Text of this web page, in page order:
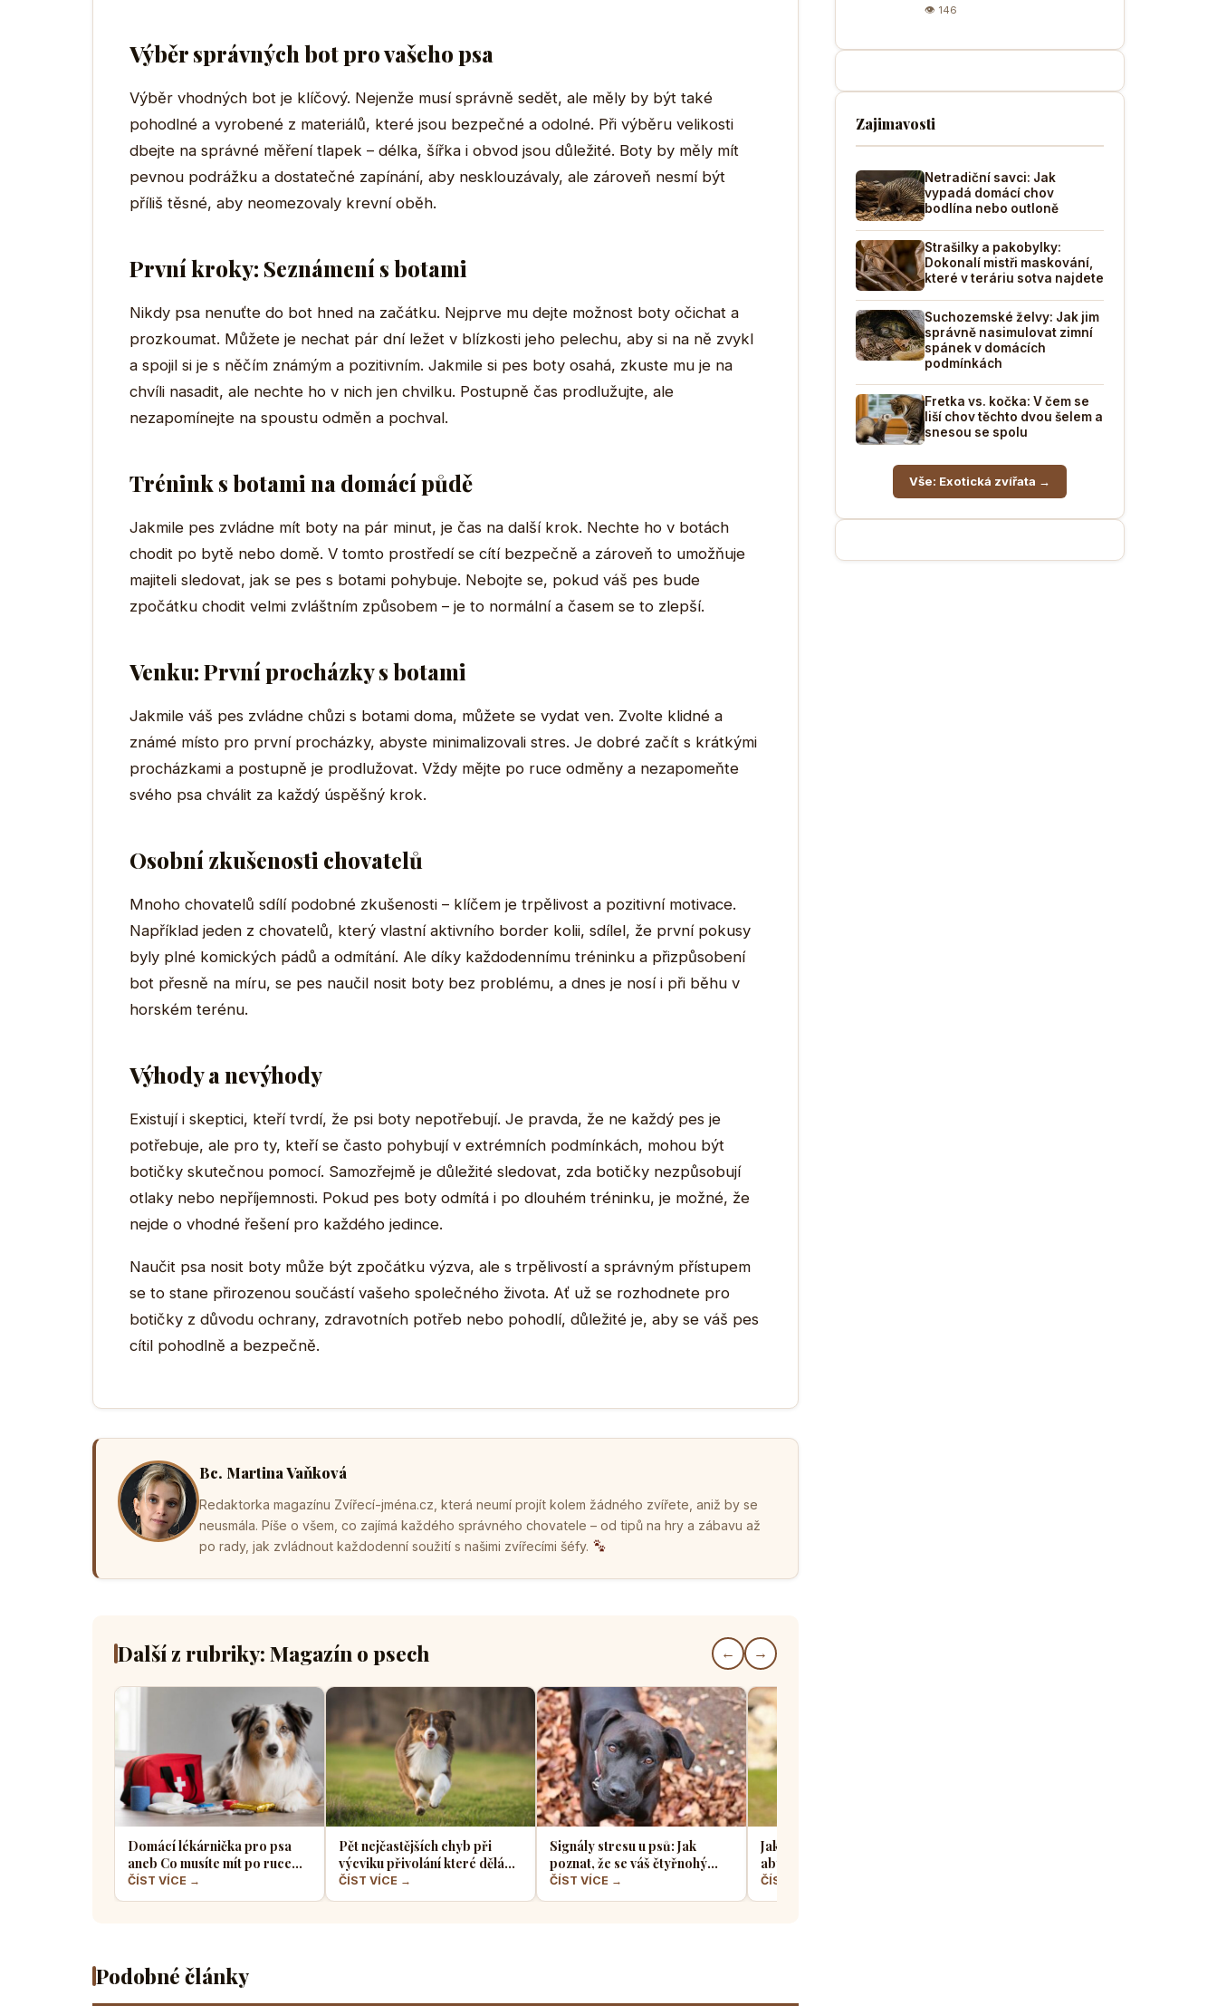
Výběr správných bot pro vašeho psa
Výběr vhodných bot je klíčový. Nejenže musí správně sedět, ale měly by být také
pohodlné a vyrobené z materiálů, které jsou bezpečné a odolné. Při výběru velikosti
dbejte na správné měření tlapek – délka, šířka i obvod jsou důležité. Boty by měly mít
pevnou podrážku a dostatečné zapínání, aby nesklouzávaly, ale zároveň nesmí být
příliš těsné, aby neomezovaly krevní oběh.
První kroky: Seznámení s botami
Nikdy psa nenuťte do bot hned na začátku. Nejprve mu dejte možnost boty očichat a
prozkoumat. Můžete je nechat pár dní ležet v blízkosti jeho pelechu, aby si na ně zvykl
a spojil si je s něčím známým a pozitivním. Jakmile si pes boty osahá, zkuste mu je na
chvíli nasadit, ale nechte ho v nich jen chvilku. Postupně čas prodlužujte, ale
nezapomínejte na spoustu odměn a pochval.
Trénink s botami na domácí půdě
Jakmile pes zvládne mít boty na pár minut, je čas na další krok. Nechte ho v botách
chodit po bytě nebo domě. V tomto prostředí se cítí bezpečně a zároveň to umožňuje
majiteli sledovat, jak se pes s botami pohybuje. Nebojte se, pokud váš pes bude
zpočátku chodit velmi zvláštním způsobem – je to normální a časem se to zlepší.
Venku: První procházky s botami
Jakmile váš pes zvládne chůzi s botami doma, můžete se vydat ven. Zvolte klidné a
známé místo pro první procházky, abyste minimalizovali stres. Je dobré začít s krátkými
procházkami a postupně je prodlužovat. Vždy mějte po ruce odměny a nezapomeňte
svého psa chválit za každý úspěšný krok.
Osobní zkušenosti chovatelů
Mnoho chovatelů sdílí podobné zkušenosti – klíčem je trpělivost a pozitivní motivace.
Například jeden z chovatelů, který vlastní aktivního border kolii, sdílel, že první pokusy
byly plné komických pádů a odmítání. Ale díky každodennímu tréninku a přizpůsobení
bot přesně na míru, se pes naučil nosit boty bez problému, a dnes je nosí i při běhu v
horském terénu.
Výhody a nevýhody
Existují i skeptici, kteří tvrdí, že psi boty nepotřebují. Je pravda, že ne každý pes je
potřebuje, ale pro ty, kteří se často pohybují v extrémních podmínkách, mohou být
botičky skutečnou pomocí. Samozřejmě je důležité sledovat, zda botičky nezpůsobují
otlaky nebo nepříjemnosti. Pokud pes boty odmítá i po dlouhém tréninku, je možné, že
nejde o vhodné řešení pro každého jedince.
Naučit psa nosit boty může být zpočátku výzva, ale s trpělivostí a správným přístupem
se to stane přirozenou součástí vašeho společného života. Ať už se rozhodnete pro
botičky z důvodu ochrany, zdravotních potřeb nebo pohodlí, důležité je, aby se váš pes
cítil pohodlně a bezpečně.
Bc. Martina Vaňková
Redaktorka magazínu Zvířecí-jména.cz, která neumí projít kolem žádného zvířete, aniž by se
neusmála. Píše o všem, co zajímá každého správného chovatele – od tipů na hry a zábavu až
po rady, jak zvládnout každodenní soužití s našimi zvířecími šéfy.
Další z rubriky: Magazín o psech ← →
Domácí lékárnička pro psa
aneb Co musíte mít po ruce
pro případ nouze
ČÍST VÍCE →
Pět nejčastějších chyb při
výcviku přivolání které dělá
většina pejskařů
ČÍST VÍCE →
Signály stresu u psů: Jak
poznat, že se váš čtyřnohý
přítel necítí komfortně
ČÍST VÍCE →
Jak správně socializovat štěně,
aby z něj vyrostl sebevědomý
a klidný pes
ČÍST VÍCE →
Podobné články
👁 146
Zajimavosti
Netradiční savci: Jak
vypadá domácí chov
bodlína nebo outloně
Strašilky a pakobylky:
Dokonalí mistři maskování,
které v teráriu sotva najdete
Suchozemské želvy: Jak jim
správně nasimulovat zimní
spánek v domácích
podmínkách
Fretka vs. kočka: V čem se
liší chov těchto dvou šelem a
snesou se spolu
Vše: Exotická zvířata →